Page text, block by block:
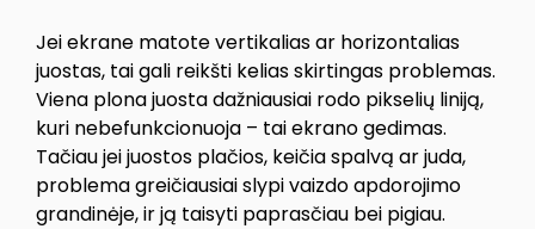
Jei ekrane matote vertikalias ar horizontalias
juostas, tai gali reikšti kelias skirtingas problemas.
Viena plona juosta dažniausiai rodo pikselių liniją,
kuri nebefunkcionuoja – tai ekrano gedimas.
Tačiau jei juostos plačios, keičia spalvą ar juda,
problema greičiausiai slypi vaizdo apdorojimo
grandinėje, ir ją taisyti paprasčiau bei pigiau.